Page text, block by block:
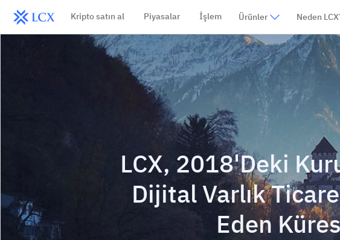
Kripto satın al Piyasalar İşlem Ürünler Neden
LCX, 2018'deki
Dijital Varlık
Eden